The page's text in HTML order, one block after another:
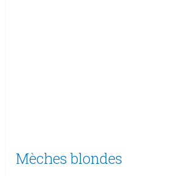
Mèches blondes